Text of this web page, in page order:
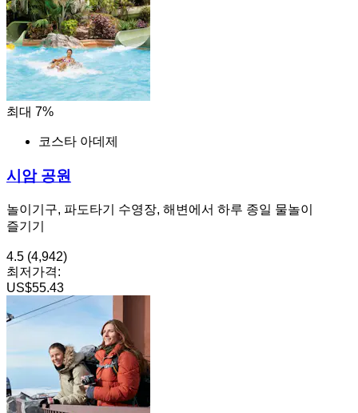
최대 7%
코스타 아데제
시암 공원
놀이기구, 파도타기 수영장, 해변에서 하루 종일 물놀이
즐기기
4.5 (4,942)
최저가격:
US$55.43